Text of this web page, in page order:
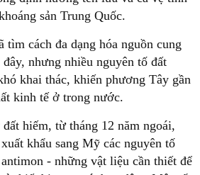
sản Trung Quốc.
cách đa dạng hóa nguồn cung
nhưng nhiều nguyên tố đất
khai thác, khiến phương Tây gần
kinh tế ở trong nước.
hiếm, từ tháng 12 năm ngoái,
khẩu sang Mỹ các nguyên tố
- những vật liệu cần thiết để